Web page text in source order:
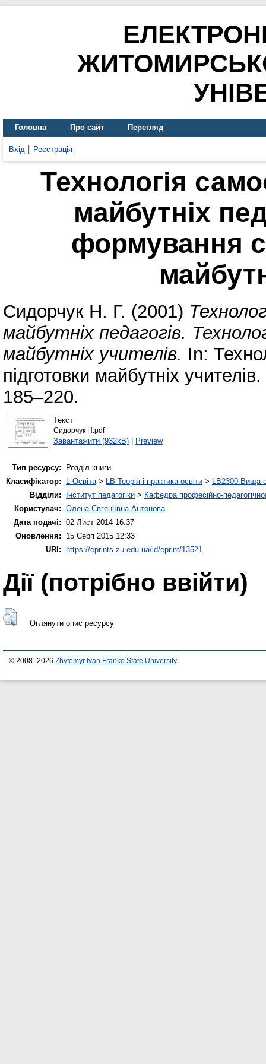
Головна Про сайт Перегляд
Вхід Реєстрація
Технологія
майбутніх
формування
Сидорчук Н. Г. (2001)
майбутніх педагогів.
майбутніх учителів. In:
підготовки майбутніх
185–220.
Текст
Сидорчук Н.pdf
Завантажити (932kB)| Preview
Тип ресурсу:
Розділ книги
Класифікатор:
L Освіта> LB Теорія і практика освіти > LB2300 Вища
Відділи:
Інститут педагогіки > Кафедра професійно-
Користувач: Олена Євгеніївна Антонова
Дата подачі: 02 Лист 2014 16:37
Оновлення:
15 Серп 2015 12:33
URI:
https://eprints.zu.edu.ua/id/eprint/13521
Дії ​​(потрібно ввійти)
Оглянути опис ресурсу
© 2008–2026 Zhytomyr Ivan Franko State University